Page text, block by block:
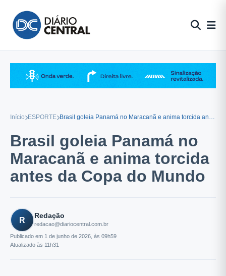
conteúdo
Início ESPORTE Brasil goleia Panamá no Maracanã e anima torcida antes da Copa do Mundo
Brasil goleia Panamá no
Maracanã e anima torcida
antes da Copa do Mundo
R
Redação
redacao@diariocentral.com.br
Publicado em 1 de junho de 2026, às 09h59
Atualizado às 11h31